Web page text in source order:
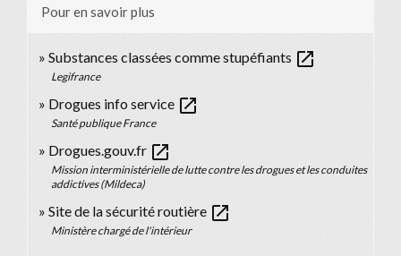
Pour en savoir plus
Substances classées comme stupéfiants open_in_new
Legifrance
Drogues info service open_in_new
Santé publique France
Drogues.gouv.fr open_in_new
Mission interministérielle de lutte contre les drogues et les conduites
addictives (Mildeca)
Site de la sécurité routière open_in_new
Ministère chargé de l'intérieur